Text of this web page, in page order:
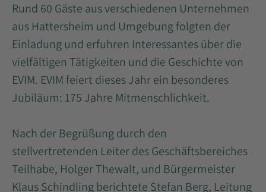
Rund 60 Gäste aus verschiedenen Unternehmen
aus Hattersheim und Umgebung folgten der
Einladung und erfuhren Interessantes über die
vielfältigen Tätigkeiten und die Geschichte von
EVIM. EVIM feiert dieses Jahr ein besonderes
Jubiläum: 175 Jahre Mitmenschlichkeit.
Nach der Begrüßung durch den
stellvertretenden Leiter des Geschäftsbereiches
Teilhabe, Holger Thewalt, und Bürgermeister
Klaus Schindling berichtete Stefan Berg, Leitung